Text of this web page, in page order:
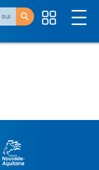
Search Button